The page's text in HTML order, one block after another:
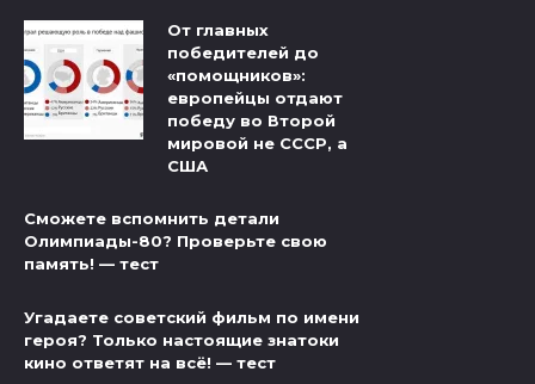
От главных
победителей до
«помощников»:
европейцы отдают
победу во Второй
мировой не СССР, а
США
Сможете вспомнить детали
Олимпиады-80? Проверьте свою
память! — тест
Угадаете советский фильм по имени
героя? Только настоящие знатоки
кино ответят на всё! — тест